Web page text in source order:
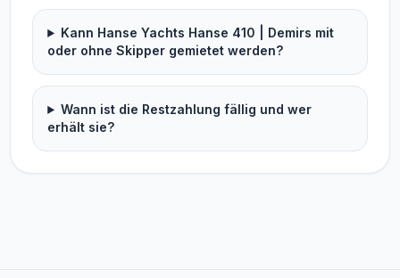
Kann Hanse Yachts Hanse 410 | Demirs mit
oder ohne Skipper gemietet werden?
Wann ist die Restzahlung fällig und wer
erhält sie?